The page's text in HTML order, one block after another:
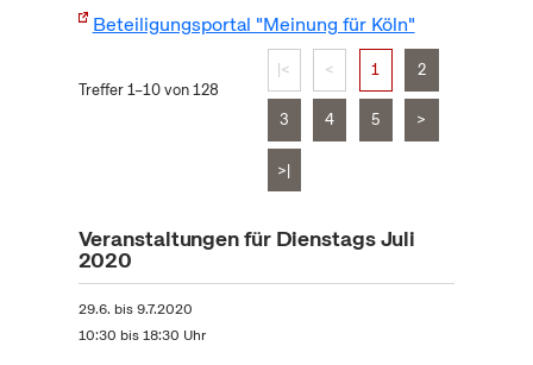
Beteiligungsportal "Meinung für Köln"
Treffer 1–10 von 128
|< < 1 2
3 4 5 >
>|
Veranstaltungen für Dienstags Juli
2020
29.6. bis9.7.2020
10:30 bis 18:30 Uhr